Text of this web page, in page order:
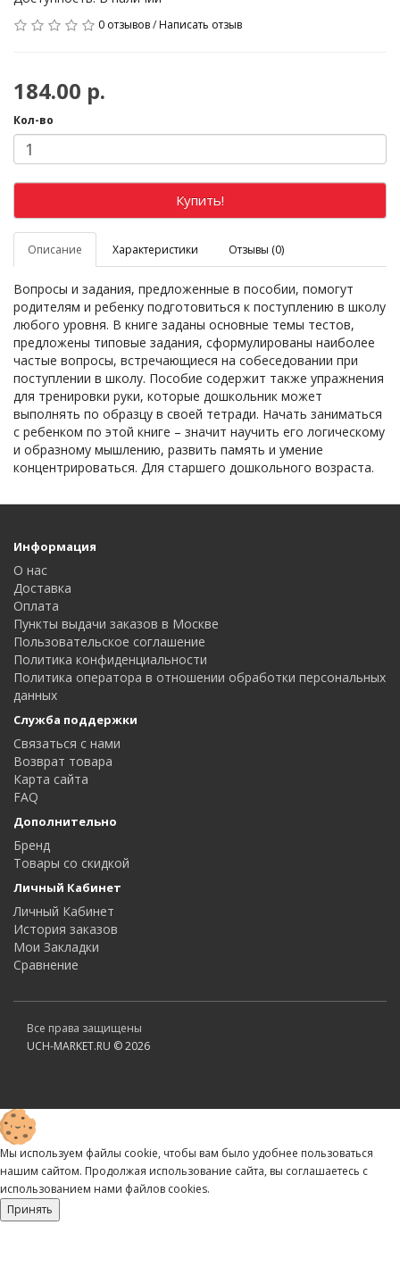
0 отзывов/Написать отзыв
184.00 р.
Кол-во
Купить!
Описание Характеристики Отзывы (0)
Вопросы и задания, предложенные в пособии, помогут
родителям и ребенку подготовиться к поступлению в школу
любого уровня. В книге заданы основные темы тестов,
предложены типовые задания, сформулированы наиболее
частые вопросы, встречающиеся на собеседовании при
поступлении в школу. Пособие содержит также упражнения
для тренировки руки, которые дошкольник может
выполнять по образцу в своей тетради. Начать заниматься
с ребенком по этой книге – значит научить его логическому
и образному мышлению, развить память и умение
концентрироваться. Для старшего дошкольного возраста.
Информация
О нас
Доставка
Оплата
Пункты выдачи заказов в Москве
Пользовательское соглашение
Политика конфиденциальности
Политика оператора в отношении обработки персональных
данных
Служба поддержки
Связаться с нами
Возврат товара
Карта сайта
FAQ
Дополнительно
Бренд
Товары со скидкой
Личный Кабинет
Личный Кабинет
История заказов
Мои Закладки
Сравнение
Все права защищены
UCH-MARKET.RU © 2026
Мы используем файлы cookie, чтобы вам было удобнее пользоваться
нашим сайтом. Продолжая использование сайта, вы соглашаетесь c
использованием нами файлов cookies.
Принять